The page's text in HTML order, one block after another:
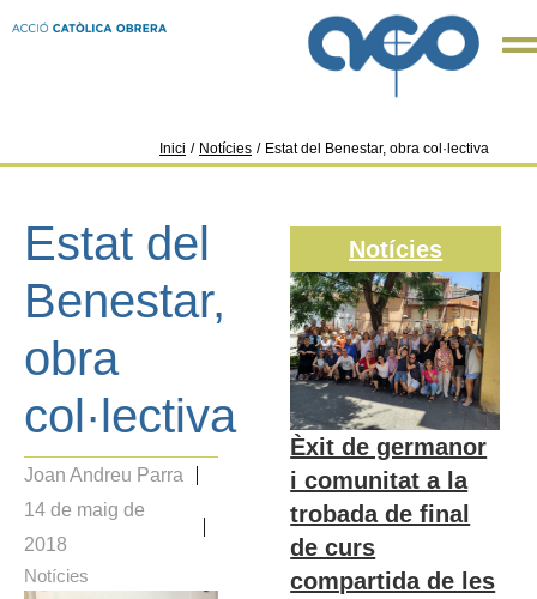
Inici / Notícies / ​​​​​​​Estat del Benestar, obra col·lectiva
​​​​​​​Estat del
Benestar,
obra
col·lectiva
Joan Andreu Parra
14 de maig de
2018
Notícies
Notícies
Èxit de germanor
i comunitat a la
trobada de final
de curs
compartida de les